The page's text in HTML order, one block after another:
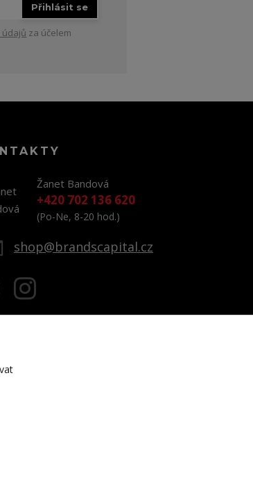
Přihlásit se
za účelem
Žanet Bandová
+420 702 136 620
(Po-Ne, 8-20 hod.)
shop@brandscapital.cz